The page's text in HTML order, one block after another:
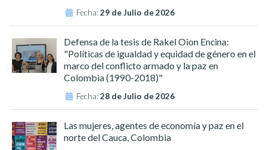
Fecha:29 de Julio de 2026
Defensa de la tesis de Rakel Oion Encina:
"Políticas de igualdad y equidad de género en el
marco del conflicto armado y la paz en
Colombia (1990-2018)"
Fecha:28 de Julio de 2026
Las mujeres, agentes de economía y paz en el
norte del Cauca, Colombia